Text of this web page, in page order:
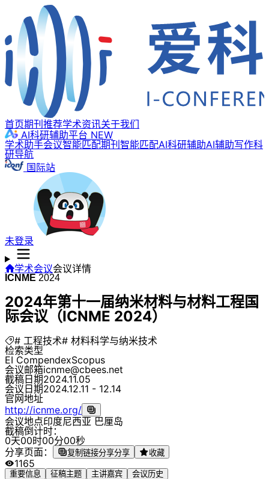
首页期刊推荐学术资讯关于我们
AI科研辅助平台 NEW
学术助手会议智能匹配期刊智能匹配AI科研辅助AI辅助写作科
研导航
国际站
未登录
学术会议会议详情
ICNME 2024
2024年第十一届纳米材料与材料工程国
际会议（ICNME 2024）
# 工程技术# 材料科学与纳米技术
检索类型
EI CompendexScopus
会议邮箱icnme@cbees.net
截稿日期2024.11.05
会议日期2024.12.11 - 12.14
官网地址
http://icnme.org/
会议地点印度尼西亚 巴厘岛
截稿倒计时：
0天00时00分00秒
分享页面：
复制链接分享分享 收藏
1165
重要信息 征稿主题 主讲嘉宾
会议历史